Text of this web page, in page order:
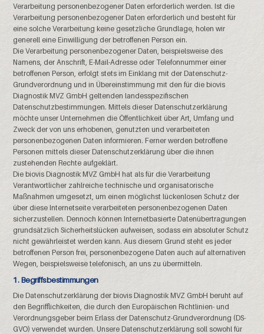
Verarbeitung personenbezogener Daten erforderlich werden. Ist die
Verarbeitung personenbezogener Daten erforderlich und besteht für
eine solche Verarbeitung keine gesetzliche Grundlage, holen wir
generell eine Einwilligung der betroffenen Person ein.
Die Verarbeitung personenbezogener Daten, beispielsweise des
Namens, der Anschrift, E-Mail-Adresse oder Telefonnummer einer
betroffenen Person, erfolgt stets im Einklang mit der Datenschutz-
Grundverordnung und in Übereinstimmung mit den für die biovis
Diagnostik MVZ GmbH geltenden landesspezifischen
Datenschutzbestimmungen. Mittels dieser Datenschutzerklärung
möchte unser Unternehmen die Öffentlichkeit über Art, Umfang und
Zweck der von uns erhobenen, genutzten und verarbeiteten
personenbezogenen Daten informieren. Ferner werden betroffene
Personen mittels dieser Datenschutzerklärung über die ihnen
zustehenden Rechte aufgeklärt.
Die biovis Diagnostik MVZ GmbH hat als für die Verarbeitung
Verantwortlicher zahlreiche technische und organisatorische
Maßnahmen umgesetzt, um einen möglichst lückenlosen Schutz der
über diese Internetseite verarbeiteten personenbezogenen Daten
sicherzustellen. Dennoch können Internetbasierte Datenübertragungen
grundsätzlich Sicherheitslücken aufweisen, sodass ein absoluter Schutz
nicht gewährleistet werden kann. Aus diesem Grund steht es jeder
betroffenen Person frei, personenbezogene Daten auch auf alternativen
Wegen, beispielsweise telefonisch, an uns zu übermitteln.
1. Begriffsbestimmungen
Die Datenschutzerklärung der biovis Diagnostik MVZ GmbH beruht auf
den Begrifflichkeiten, die durch den Europäischen Richtlinien- und
Verordnungsgeber beim Erlass der Datenschutz-Grundverordnung (DS-
GVO) verwendet wurden. Unsere Datenschutzerklärung soll sowohl für